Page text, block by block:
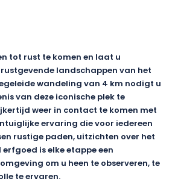
tot rust te komen en laat u
landschappen van het
wandeling van 4 km nodigt u
van deze iconische plek te
weer in contact te komen met
ervaring die voor iedereen
rustige paden, uitzichten over het
is elke etappe een
om u heen te observeren, te
te ervaren.